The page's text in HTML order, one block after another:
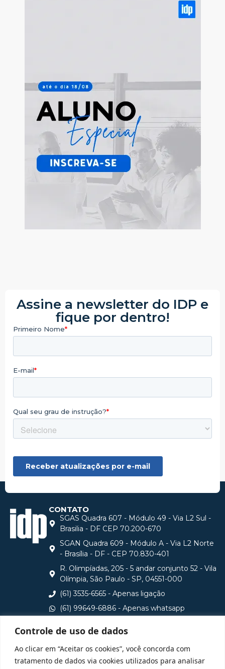
Controle de uso de dados
Ao clicar em “Aceitar os cookies”, você concorda com
tratamento de dados via cookies utilizados para analisar
Assine a newsletter do IDP e
fique por dentro!
CONTATO
SGAS Quadra 607 - Módulo 49 - Via L2 Sul -
Brasilia - DF CEP 70.200-670
SGAN Quadra 609 - Módulo A - Via L2 Norte
- Brasília - DF - CEP 70.830-401
R. Olimpíadas, 205 - 5 andar conjunto 52 - Vila
Olímpia, São Paulo - SP, 04551-000
(61) 3535-6565 - Apenas ligação
(61) 99649-6886 - Apenas whatsapp
Consulte aqui o cadastro da Instituição no Sistema e-
MEC